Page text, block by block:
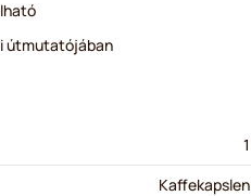
útmutatójában
1
Kaffekapslen